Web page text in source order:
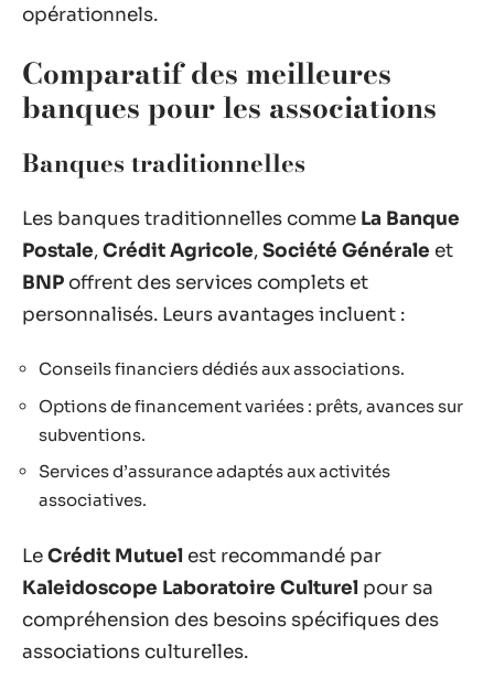
opérationnels.
Comparatif des meilleures
banques pour les associations
Banques traditionnelles
Les banques traditionnelles comme La Banque
Postale,Crédit Agricole,Société Générale et
BNP offrent des services complets et
personnalisés. Leurs avantages incluent :
Conseils financiers dédiés aux associations.
Options de financement variées : prêts, avances sur
subventions.
Services d’assurance adaptés aux activités
associatives.
LeCrédit Mutuel est recommandé par
Kaleidoscope Laboratoire Culturel pour sa
compréhension des besoins spécifiques des
associations culturelles.